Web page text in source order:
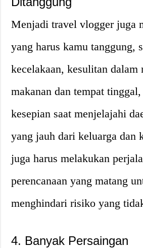
Menjadi travel vlogger juga
yang harus kamu tanggung,
kecelakaan, kesulitan dalam
makanan dan tempat tinggal,
kesepian saat menjelajahi
yang jauh dari keluarga dan
juga harus melakukan
perencanaan yang matang
menghindari risiko yang
4. Banyak Persaingan